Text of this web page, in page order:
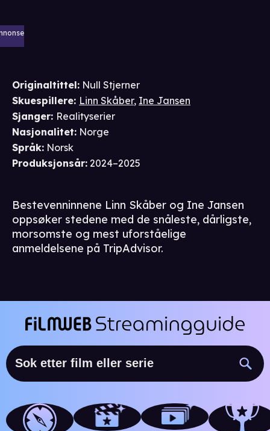
Originaltittel: Null Stjerner
Skuespillere: Linn Skåber, Ine Jansen
Sjanger: Realityserier
Nasjonalitet: Norge
Språk: Norsk
Produksjonsår: 2024–2025
Bestevenninnene Linn Skåber og Ine Jansen
oppsøker stedene med de snåleste, dårligste,
morsomste og mest uforståelige
anmeldelsene på TripAdvisor.